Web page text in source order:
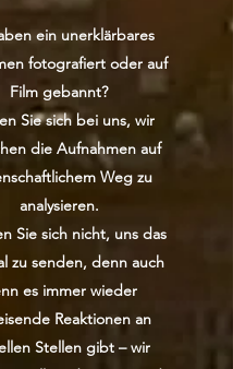
ein unerklärbares
fotografiert oder auf
Film gebannt?
Sie sich bei uns, wir
die Aufnahmen auf
Weg zu
analysieren.
Sie sich nicht, uns das
zu senden, denn auch
es immer wieder
Reaktionen an
Stellen gibt – wir